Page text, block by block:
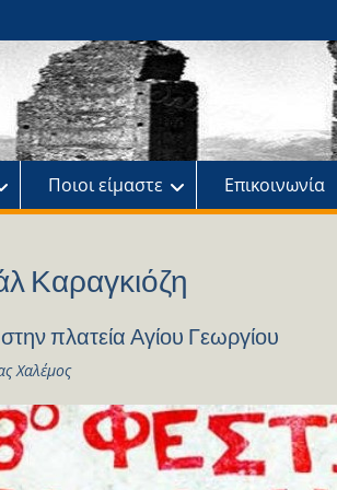
Ποιοι είμαστε Επικοινωνία
Καραγκιόζη
πλατεία Αγίου Γεωργίου
Χαλέμος